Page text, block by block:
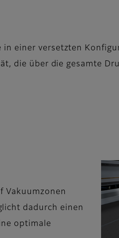
in einer versetzten
die über die gesamte
Vakuumzonen
dadurch einen
optimale